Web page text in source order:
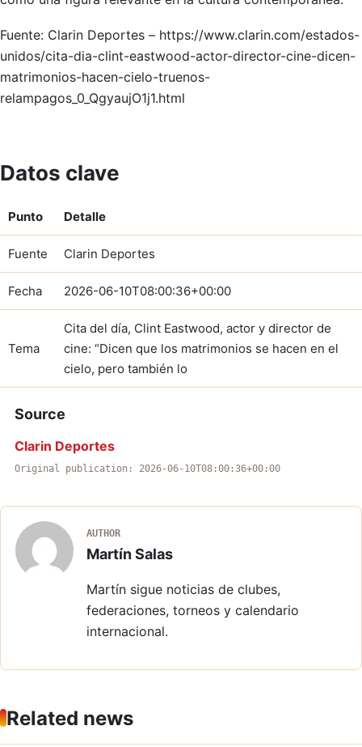
Fuente: Clarin Deportes – https://www.clarin.com/estados-
unidos/cita-dia-clint-eastwood-actor-director-cine-dicen-
matrimonios-hacen-cielo-truenos-
relampagos_0_QgyaujO1j1.html
Datos clave
Punto Detalle
Fuente Clarin Deportes
Fecha 2026-06-10T08:00:36+00:00
Tema
Cita del día, Clint Eastwood, actor y director de
cine: “Dicen que los matrimonios se hacen en el
cielo, pero también lo
Source
Clarin Deportes
Original publication: 2026-06-10T08:00:36+00:00
AUTHOR
Martín Salas
Martín sigue noticias de clubes,
federaciones, torneos y calendario
internacional.
Related news